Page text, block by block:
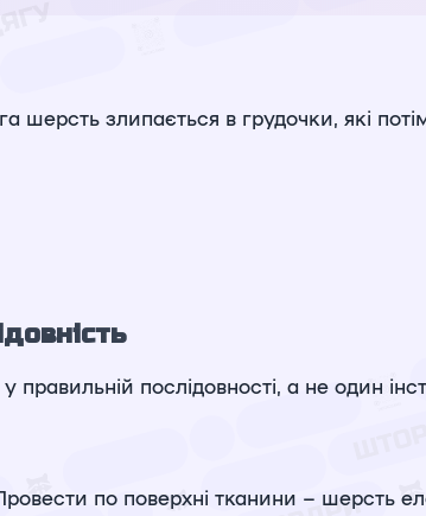
злипається в грудочки, які
послідовності, а не один
по поверхні тканини – шерсть